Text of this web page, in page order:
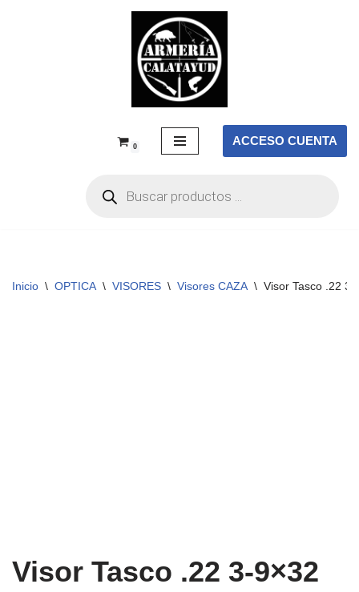
0 ACCESO CUENTA
Inicio \ OPTICA \ VISORES \ Visores CAZA \ Visor Tasco .22 3-
Visor Tasco .22 3-9×32